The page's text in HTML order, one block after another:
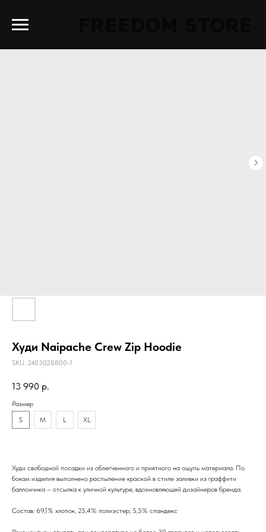
Худи Naipache Crew Zip Hoodie
SKU: 2403028800-1
13 990 р.
Размер
S
M L XL
Худи свободной посадки из облегченного и приятного на ощупь материала. По
бокам изделия выполнено распыление краской в стиле заливки из граффити
баллончика – отсылка к уличной культуре, вдохновляющей дизайнеров бренда.
Состав: 69,1% хлопок, 25,4% полиэстер, 5,5% спандекс